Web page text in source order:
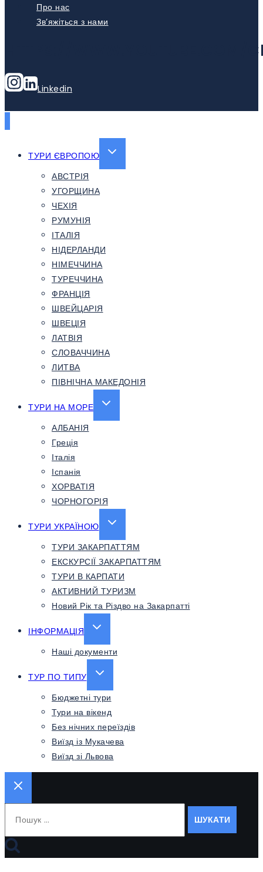
Про нас
Зв’яжіться з нами
HTTPS://WWW.YOUTUBE.COM/
Linkedin
ТУРИ ЄВРОПОЮ
EXPAND
АВСТРІЯ
УГОРЩИНА
ЧЕХІЯ
РУМУНІЯ
ІТАЛІЯ
НІДЕРЛАНДИ
НІМЕЧЧИНА
ТУРЕЧЧИНА
ФРАНЦІЯ
ШВЕЙЦАРІЯ
ШВЕЦІЯ
ЛАТВІЯ
СЛОВАЧЧИНА
ЛИТВА
ПІВНІЧНА МАКЕДОНІЯ
ТУРИ НА МОРЕ
EXPAND
АЛБАНІЯ
Греція
Італія
Іспанія
ХОРВАТІЯ
ЧОРНОГОРІЯ
ТУРИ УКРАЇНОЮ
EXPAND
MENU
ТУРИ ЗАКАРПАТТЯМ
ЕКСКУРСІЇ ЗАКАРПАТТЯМ
ТУРИ В КАРПАТИ
АКТИВНИЙ ТУРИЗМ
Новий Рік та Різдво на Закарпатті
ІНФОРМАЦІЯ
EXPAND
MENU
Наші документи
ТУР ПО ТИПУ
EXPAND
MENU
Бюджетні тури
Тури на вікенд
Без нічних переїздів
Виїзд із Мукачева
Виїзд зі Львова